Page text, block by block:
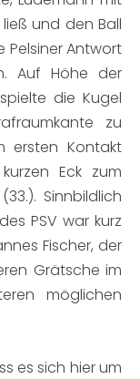
und den Ball
Pelsiner Antwort
Auf Höhe der
die Kugel
zu
ersten Kontakt
Eck zum
Sinnbildlich
PSV war kurz
Fischer, der
Grätsche im
möglichen
es sich hier um